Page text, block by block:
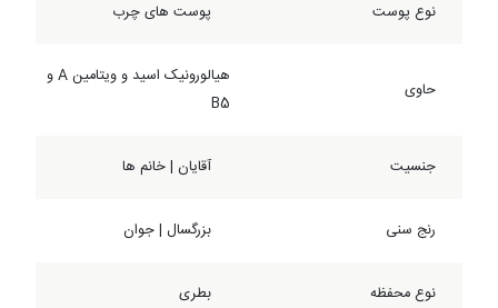
نوع پوست پوست های چرب
حاوی
هیالورونیک اسید و ویتامین A و
B5
جنسیت آقایان | خانم ها
رنج سنی بزرگسال | جوان
نوع محفظه بطری